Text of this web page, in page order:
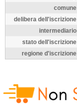
comune
delibera dell'iscrizione
intermediario
stato dell'iscrizione
regione d'iscrizione